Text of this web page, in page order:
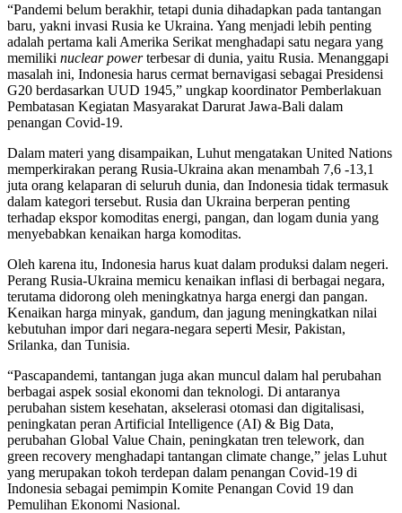
“Pandemi belum berakhir, tetapi dunia dihadapkan pada tantangan
baru, yakni invasi Rusia ke Ukraina. Yang menjadi lebih penting
adalah pertama kali Amerika Serikat menghadapi satu negara yang
memiliki nuclear powerterbesar di dunia, yaitu Rusia. Menanggapi
masalah ini, Indonesia harus cermat bernavigasi sebagai Presidensi
G20 berdasarkan UUD 1945,” ungkap koordinator Pemberlakuan
Pembatasan Kegiatan Masyarakat Darurat Jawa-Bali dalam
penangan Covid-19.
Dalam materi yang disampaikan, Luhut mengatakan United Nations
memperkirakan perang Rusia-Ukraina akan menambah 7,6 -13,1
juta orang kelaparan di seluruh dunia, dan Indonesia tidak termasuk
dalam kategori tersebut. Rusia dan Ukraina berperan penting
terhadap ekspor komoditas energi, pangan, dan logam dunia yang
menyebabkan kenaikan harga komoditas.
Oleh karena itu, Indonesia harus kuat dalam produksi dalam negeri.
Perang Rusia-Ukraina memicu kenaikan inflasi di berbagai negara,
terutama didorong oleh meningkatnya harga energi dan pangan.
Kenaikan harga minyak, gandum, dan jagung meningkatkan nilai
kebutuhan impor dari negara-negara seperti Mesir, Pakistan,
Srilanka, dan Tunisia.
“Pascapandemi, tantangan juga akan muncul dalam hal perubahan
berbagai aspek sosial ekonomi dan teknologi. Di antaranya
perubahan sistem kesehatan, akselerasi otomasi dan digitalisasi,
peningkatan peran Artificial Intelligence (AI) & Big Data,
perubahan Global Value Chain, peningkatan tren telework, dan
green recovery menghadapi tantangan climate change,” jelas Luhut
yang merupakan tokoh terdepan dalam penangan Covid-19 di
Indonesia sebagai pemimpin Komite Penangan Covid 19 dan
Pemulihan Ekonomi Nasional.